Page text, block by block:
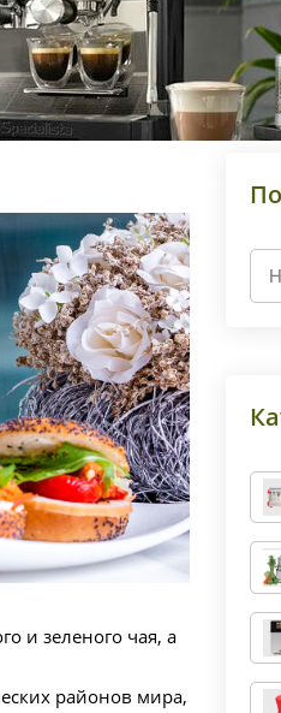
и зеленого чая, а
районов мира,